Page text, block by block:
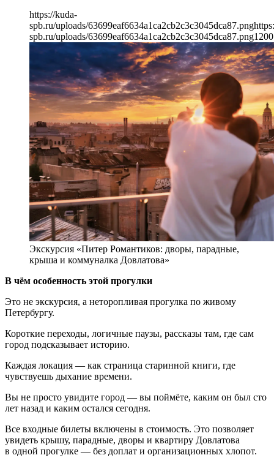
https://kuda-
spb.ru/uploads/63699eaf6634a1ca2cb2c3c3045dca87.png
spb.ru/uploads/63699eaf6634a1ca2cb2c3c3045dca87.png1200
Экскурсия «Питер Романтиков: дворы, парадные,
крыша и коммуналка Довлатова»
В чём особенность этой прогулки
Это не экскурсия, а неторопливая прогулка по живому
Петербургу.
Короткие переходы, логичные паузы, рассказы там, где сам
город подсказывает историю.
Каждая локация — как страница старинной книги, где
чувствуешь дыхание времени.
Вы не просто увидите город — вы поймёте, каким он был сто
лет назад и каким остался сегодня.
Все входные билеты включены в стоимость. Это позволяет
увидеть крышу, парадные, дворы и квартиру Довлатова
в одной прогулке — без доплат и организационных хлопот.